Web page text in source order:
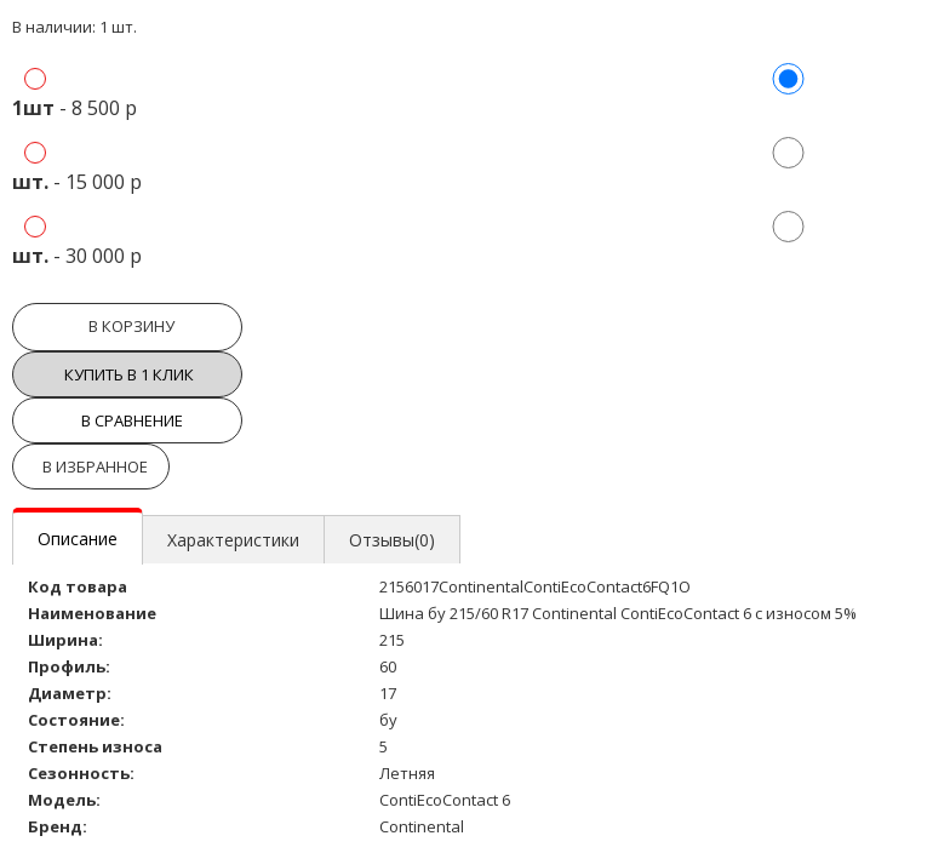
В наличии: 1 шт.
1шт - 8 500 р
шт. - 15 000 р
шт. - 30 000 р
В КОРЗИНУ
КУПИТЬ В 1 КЛИК
В СРАВНЕНИЕ
В ИЗБРАННОЕ
Описание Характеристики Отзывы(0)
Код товара
2156017ContinentalContiEcoContact6FQ1O
Наименование
Шина бу 215/60 R17 Continental ContiEcoContact 6 с износом 5%
Ширина:
215
Профиль:
60
Диаметр:
17
Состояние:
бу
Степень износа
5
Сезонность:
Летняя
Модель:
ContiEcoContact 6
Бренд:
Continental